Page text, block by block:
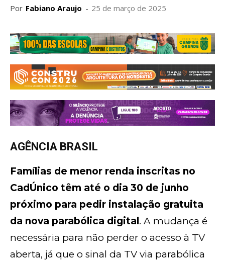
Por Fabiano Araujo - 25 de março de 2025
AGÊNCIA BRASIL
Famílias de menor renda inscritas no
CadÚnico têm até o dia 30 de junho
próximo para pedir instalação gratuita
da nova parabólica digital . A mudança é
necessária para não perder o acesso à TV
aberta, já que o sinal da TV via parabólica